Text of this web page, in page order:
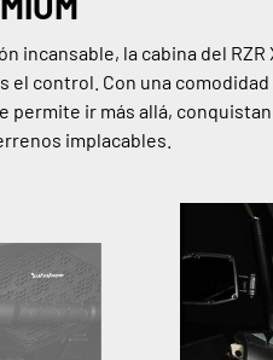
incansable, la cabina del RZR
el control. Con una
permite ir más allá,
implacables.